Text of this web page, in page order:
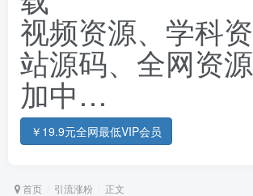
视频资源、学科
站源码、全网资
加中…
￥19.9元全网最低VIP会员
首页 引流涨粉 正文